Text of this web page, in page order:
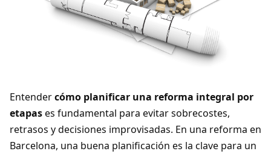
Entendercómo planificar una reforma integral por
etapases fundamental para evitar sobrecostes,
retrasos y decisiones improvisadas. En una reforma en
Barcelona, una buena planificación es la clave para un